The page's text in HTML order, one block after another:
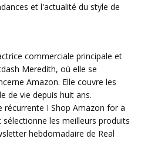
et l'actualité du style de
commerciale principale et
Meredith, où elle se
Amazon. Elle couvre les
de vie depuis huit ans.
récurrente I Shop Amazon for a
les meilleurs produits
hebdomadaire de Real